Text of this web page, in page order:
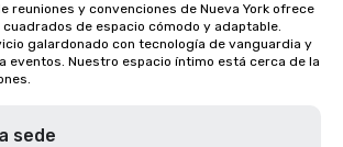
reuniones y convenciones de Nueva York ofrece
de espacio cómodo y adaptable.
galardonado con tecnología de vanguardia y
eventos. Nuestro espacio íntimo está cerca de la
sede